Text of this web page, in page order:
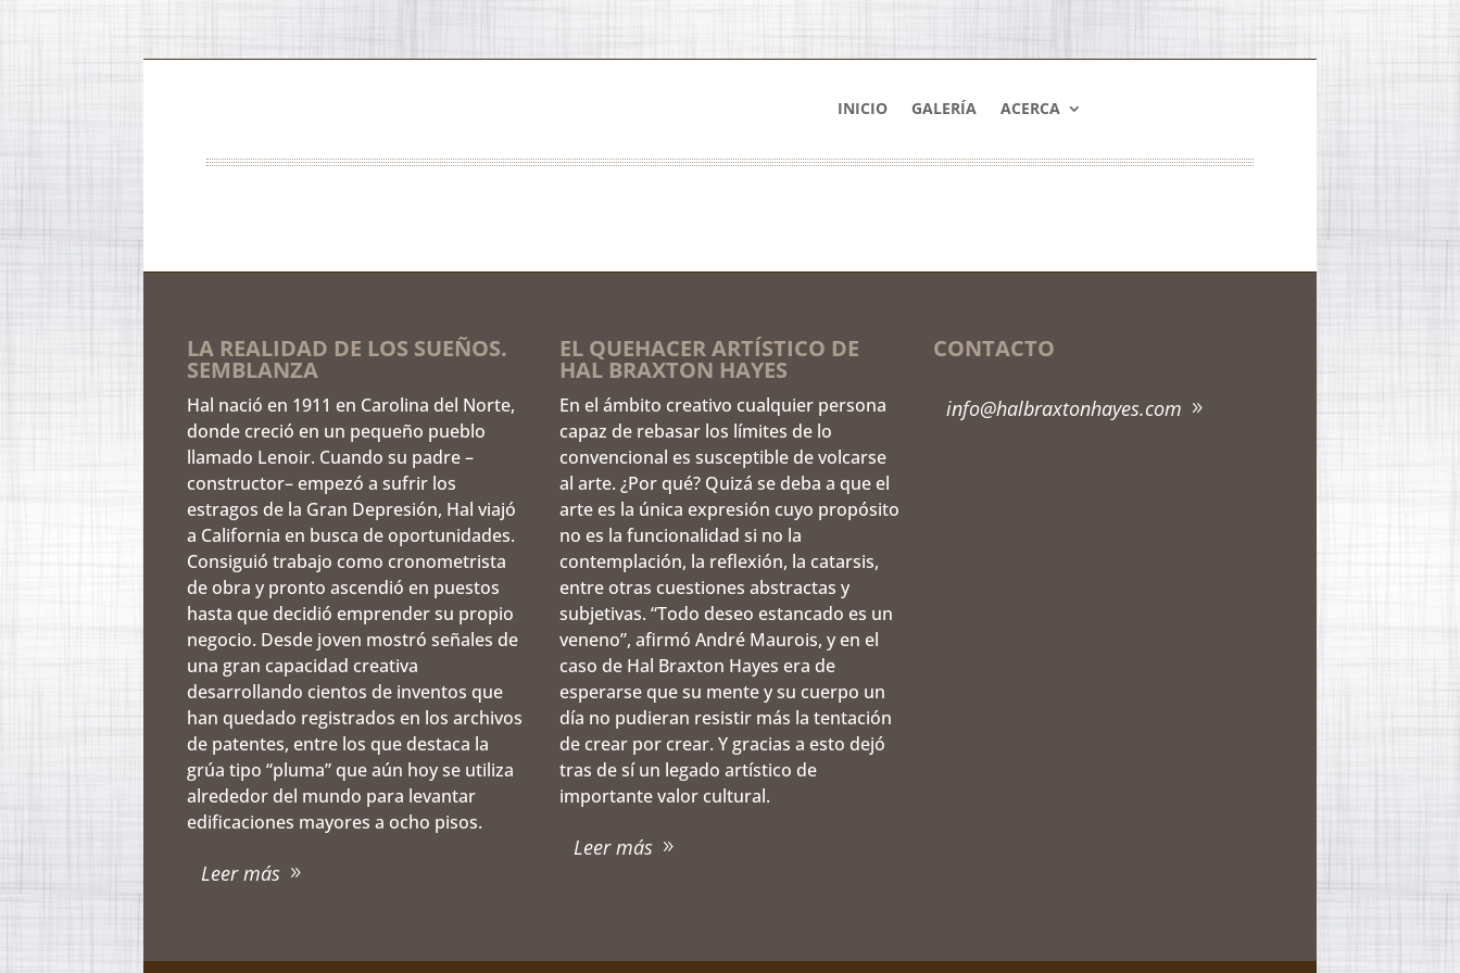
INICIO GALERÍA ACERCA
LA REALIDAD DE LOS SUEÑOS.
SEMBLANZA
Hal nació en 1911 en Carolina del Norte,
donde creció en un pequeño pueblo
llamado Lenoir. Cuando su padre –
constructor– empezó a sufrir los
estragos de la Gran Depresión, Hal viajó
a California en busca de oportunidades.
Consiguió trabajo como cronometrista
de obra y pronto ascendió en puestos
hasta que decidió emprender su propio
negocio. Desde joven mostró señales de
una gran capacidad creativa
desarrollando cientos de inventos que
han quedado registrados en los archivos
de patentes, entre los que destaca la
grúa tipo “pluma” que aún hoy se utiliza
alrededor del mundo para levantar
edificaciones mayores a ocho pisos.
Leer más
EL QUEHACER ARTÍSTICO DE
HAL BRAXTON HAYES
En el ámbito creativo cualquier persona
capaz de rebasar los límites de lo
convencional es susceptible de volcarse
al arte. ¿Por qué? Quizá se deba a que el
arte es la única expresión cuyo propósito
no es la funcionalidad si no la
contemplación, la reflexión, la catarsis,
entre otras cuestiones abstractas y
subjetivas. “Todo deseo estancado es un
veneno”, afirmó André Maurois, y en el
caso de Hal Braxton Hayes era de
esperarse que su mente y su cuerpo un
día no pudieran resistir más la tentación
de crear por crear. Y gracias a esto dejó
tras de sí un legado artístico de
importante valor cultural.
Leer más
CONTACTO
info@halbraxtonhayes.com